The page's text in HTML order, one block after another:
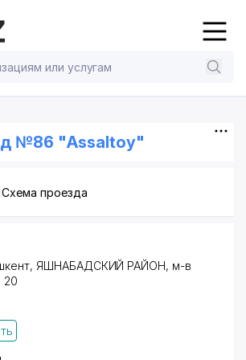
№86 "Assaltoy"
Схема проезда
ЯШНАБАДСКИЙ РАЙОН, м-в
20